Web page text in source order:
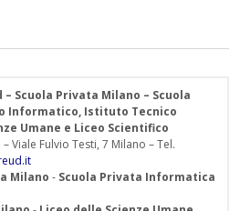
Scuola Privata Milano – Scuola
Informatico, Istituto Tecnico
Umane e Liceo Scientifico
Viale Fulvio Testi, 7 Milano – Tel.
Milano - Scuola Privata Informatica